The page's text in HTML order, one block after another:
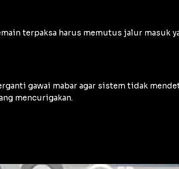
terpaksa harus memutus jalur masuk
gawai mabar agar sistem tidak
mencurigakan.